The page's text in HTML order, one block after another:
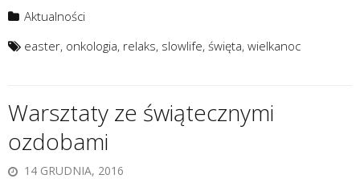
Aktualności
easter, onkologia, relaks, slowlife, święta, wielkanoc
Warsztaty ze świątecznymi
ozdobami
14 GRUDNIA, 2016